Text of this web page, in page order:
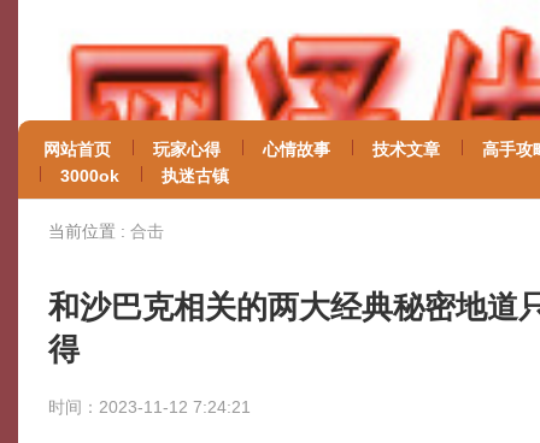
网站首页 玩家心得 心情故事 技术文章
高手攻
3000ok
执迷古镇
当前位置 : 合击
和沙巴克相关的两大经典秘密地道
得
时间：2023-11-12 7:24:21